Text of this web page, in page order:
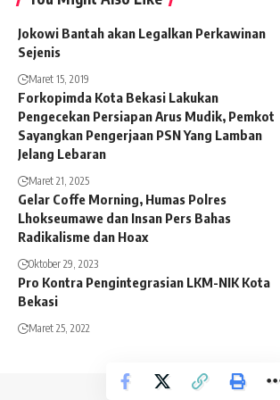
Jokowi Bantah akan Legalkan Perkawinan
Sejenis
Maret 15, 2019
Forkopimda Kota Bekasi Lakukan
Pengecekan Persiapan Arus Mudik, Pemkot
Sayangkan Pengerjaan PSN Yang Lamban
Jelang Lebaran
Maret 21, 2025
Gelar Coffe Morning, Humas Polres
Lhokseumawe dan Insan Pers Bahas
Radikalisme dan Hoax
Oktober 29, 2023
Pro Kontra Pengintegrasian LKM-NIK Kota
Bekasi
Maret 25, 2022